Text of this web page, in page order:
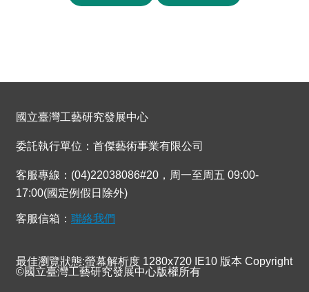
國立臺灣工藝研究發展中心
委託執行單位：首傑藝術事業有限公司
客服專線：(04)22038086#20，周一至周五 09:00-
17:00(國定例假日除外)
客服信箱： 聯絡我們
最佳瀏覽狀態:螢幕解析度 1280x720 IE10 版本 Copyright
©國立臺灣工藝研究發展中心版權所有